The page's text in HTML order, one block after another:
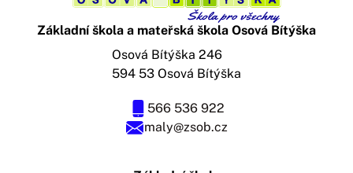
Základní škola a mateřská škola Osová Bítýška
maly@zsob.cz
566 536 922
Osová Bítýška 246
594 53 Osová Bítýška